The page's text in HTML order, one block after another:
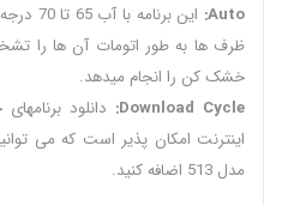
Auto:
این
ظرف ها به طور اتومات آن ها را
خشک کن را انجام می‎دهد.
Download Cycle: دانلود
اینترنت امکان پذیر است که می
مدل 513 اضافه کنید.